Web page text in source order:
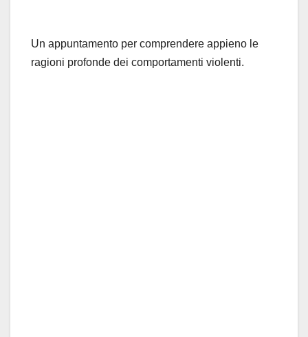
Un appuntamento per comprendere appieno le
ragioni profonde dei comportamenti violenti.